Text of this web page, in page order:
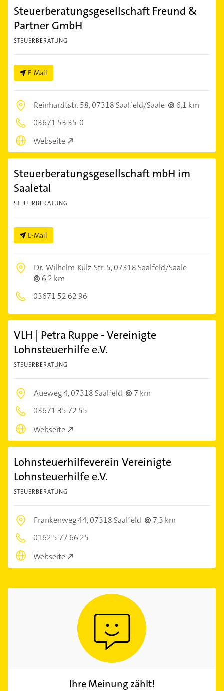
Steuerberatungsgesellschaft Freund &
Partner GmbH
STEUERBERATUNG
E-Mail
Reinhardtstr. 58,07318 Saalfeld/Saale
6,1 km
03671 53 35-0
Webseite
Steuerberatungsgesellschaft mbH im
Saaletal
STEUERBERATUNG
E-Mail
Dr.-Wilhelm-Külz-Str. 5,07318 Saalfeld/Saale
6,2 km
03671 52 62 96
VLH | Petra Ruppe - Vereinigte
Lohnsteuerhilfe e.V.
STEUERBERATUNG
Aueweg 4,07318 Saalfeld
7 km
03671 35 72 55
Webseite
Lohnsteuerhilfeverein Vereinigte
Lohnsteuerhilfe e.V.
STEUERBERATUNG
Frankenweg 44,07318 Saalfeld
7,3 km
0162 5 77 66 25
Webseite
Ihre Meinung zählt!